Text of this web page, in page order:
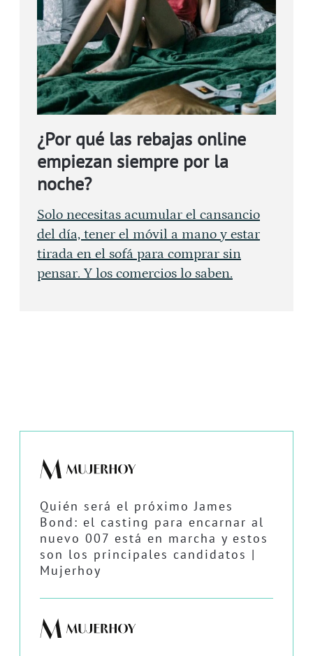
¿Por qué las rebajas online
empiezan siempre por la
noche?
Solo necesitas acumular el cansancio
del día, tener el móvil a mano y estar
tirada en el sofá para comprar sin
pensar. Y los comercios lo saben.
Quién será el próximo James
Bond: el casting para encarnar al
nuevo 007 está en marcha y estos
son los principales candidatos |
Mujerhoy